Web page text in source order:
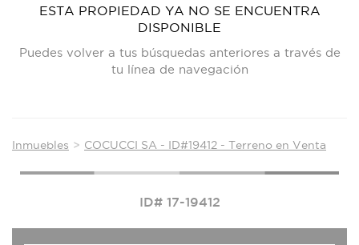
ESTA PROPIEDAD YA NO SE ENCUENTRA
DISPONIBLE
Puedes volver a tus búsquedas anteriores a través de
tu línea de navegación
Inmuebles COCUCCI SA - ID#19412 - Terreno en Venta
ID# 17-19412